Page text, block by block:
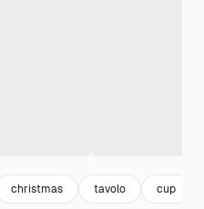
christmas tavolo cup